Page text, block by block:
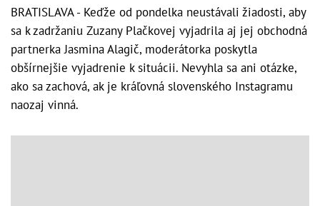
BRATISLAVA - Keďže od pondelka neustávali žiadosti, aby
sa k zadržaniu Zuzany Plačkovej vyjadrila aj jej obchodná
partnerka Jasmina Alagič, moderátorka poskytla
obšírnejšie vyjadrenie k situácii. Nevyhla sa ani otázke,
ako sa zachová, ak je kráľovná slovenského Instagramu
naozaj vinná.